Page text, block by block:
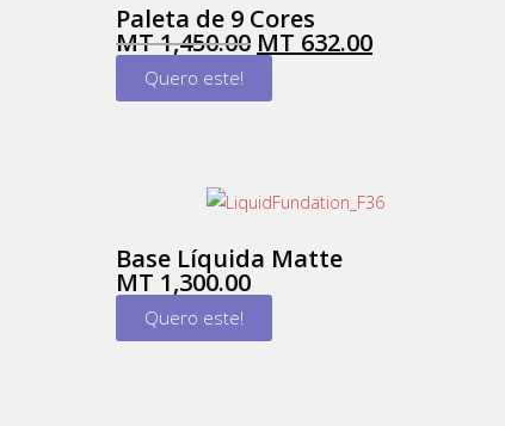
Paleta de 9 Cores
MT1,450.00 MT 632.00
Quero este!
Base Líquida Matte
MT 1,300.00
Quero este!